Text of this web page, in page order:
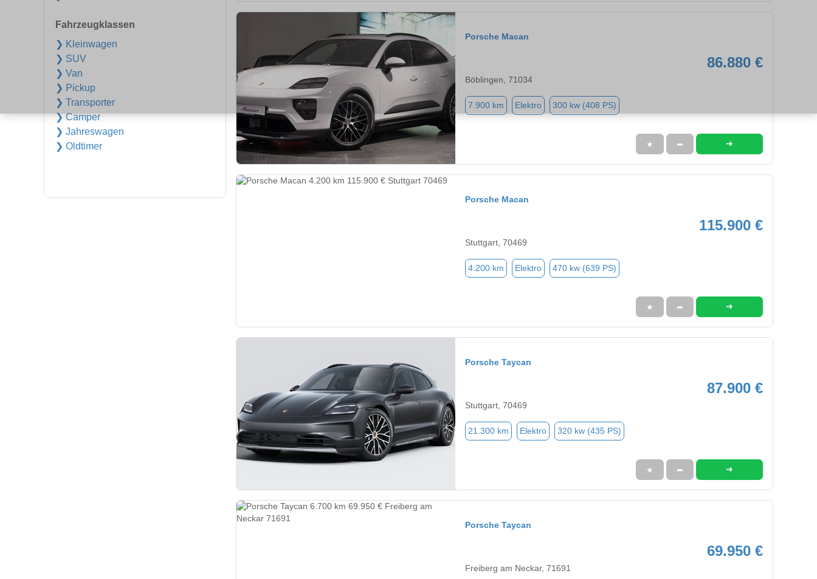
Fahrzeugklassen
❯ Kleinwagen
❯ SUV
❯ Van
❯ Pickup
❯ Transporter
❯ Camper
❯ Jahreswagen
❯ Oldtimer
Porsche Macan
86.880 €
Böblingen, 71034
7.900 km Elektro 300 kw (408 PS)
★ ➦ ➜
Porsche Macan
115.900 €
Stuttgart, 70469
4.200 km Elektro 470 kw (639 PS)
★ ➦ ➜
Porsche Taycan
87.900 €
Stuttgart, 70469
21.300 km Elektro 320 kw (435 PS)
★ ➦ ➜
Porsche Taycan
69.950 €
Freiberg am Neckar, 71691